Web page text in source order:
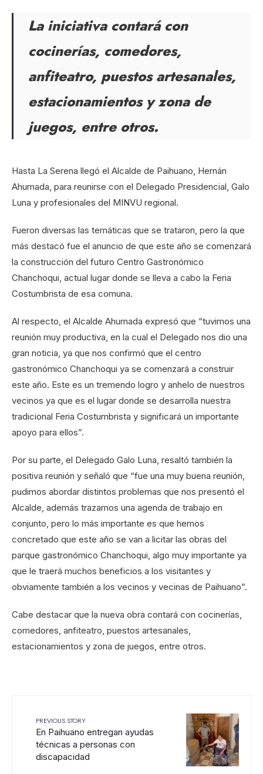
La iniciativa contará con
cocinerías, comedores,
anfiteatro, puestos artesanales,
estacionamientos y zona de
juegos, entre otros.
Hasta La Serena llegó el Alcalde de Paihuano, Hernán
Ahumada, para reunirse con el Delegado Presidencial, Galo
Luna y profesionales del MINVU regional.
Fueron diversas las temáticas que se trataron, pero la que
más destacó fue el anuncio de que este año se comenzará
la construcción del futuro Centro Gastronómico
Chanchoqui, actual lugar donde se lleva a cabo la Feria
Costumbrista de esa comuna.
Al respecto, el Alcalde Ahumada expresó que “tuvimos una
reunión muy productiva, en la cual el Delegado nos dio una
gran noticia, ya que nos confirmó que el centro
gastronómico Chanchoqui ya se comenzará a construir
este año. Este es un tremendo logro y anhelo de nuestros
vecinos ya que es el lugar donde se desarrolla nuestra
tradicional Feria Costumbrista y significará un importante
apoyo para ellos”.
Por su parte, el Delegado Galo Luna, resaltó también la
positiva reunión y señaló que “fue una muy buena reunión,
pudimos abordar distintos problemas que nos presentó el
Alcalde, además trazamos una agenda de trabajo en
conjunto, pero lo más importante es que hemos
concretado que este año se van a licitar las obras del
parque gastronómico Chanchoqui, algo muy importante ya
que le traerá muchos beneficios a los visitantes y
obviamente también a los vecinos y vecinas de Paihuano”.
Cabe destacar que la nueva obra contará con cocinerías,
comedores, anfiteatro, puestos artesanales,
estacionamientos y zona de juegos, entre otros.
PREVIOUS STORY
En Paihuano entregan ayudas
técnicas a personas con
discapacidad